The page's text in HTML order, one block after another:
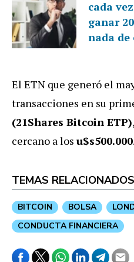
cada
ganar
nada
El ETN que generó el
transacciones en su
(21Shares Bitcoin ETP)
cercano a los u$s500.000.
TEMAS RELACIONADOS
BITCOIN BOLSA
CONDUCTA FINANCIERA